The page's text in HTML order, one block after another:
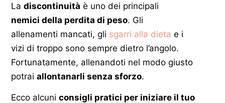
La discontinuità è uno dei principali
nemici della perdita di peso. Gli
allenamenti mancati, gli sgarri alla dieta e i
vizi di troppo sono sempre dietro l’angolo.
Fortunatamente, allenandoti nel modo giusto
potrai allontanarli senza sforzo.
Ecco alcuni consigli pratici per iniziare il tuo